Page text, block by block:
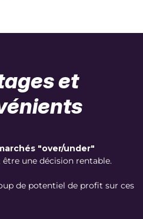
et
"over/under"
être une décision rentable.
de potentiel de profit sur ces